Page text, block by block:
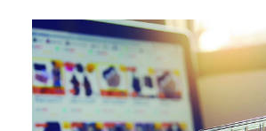
Знак беларускай якасці –
№ 3, 2024